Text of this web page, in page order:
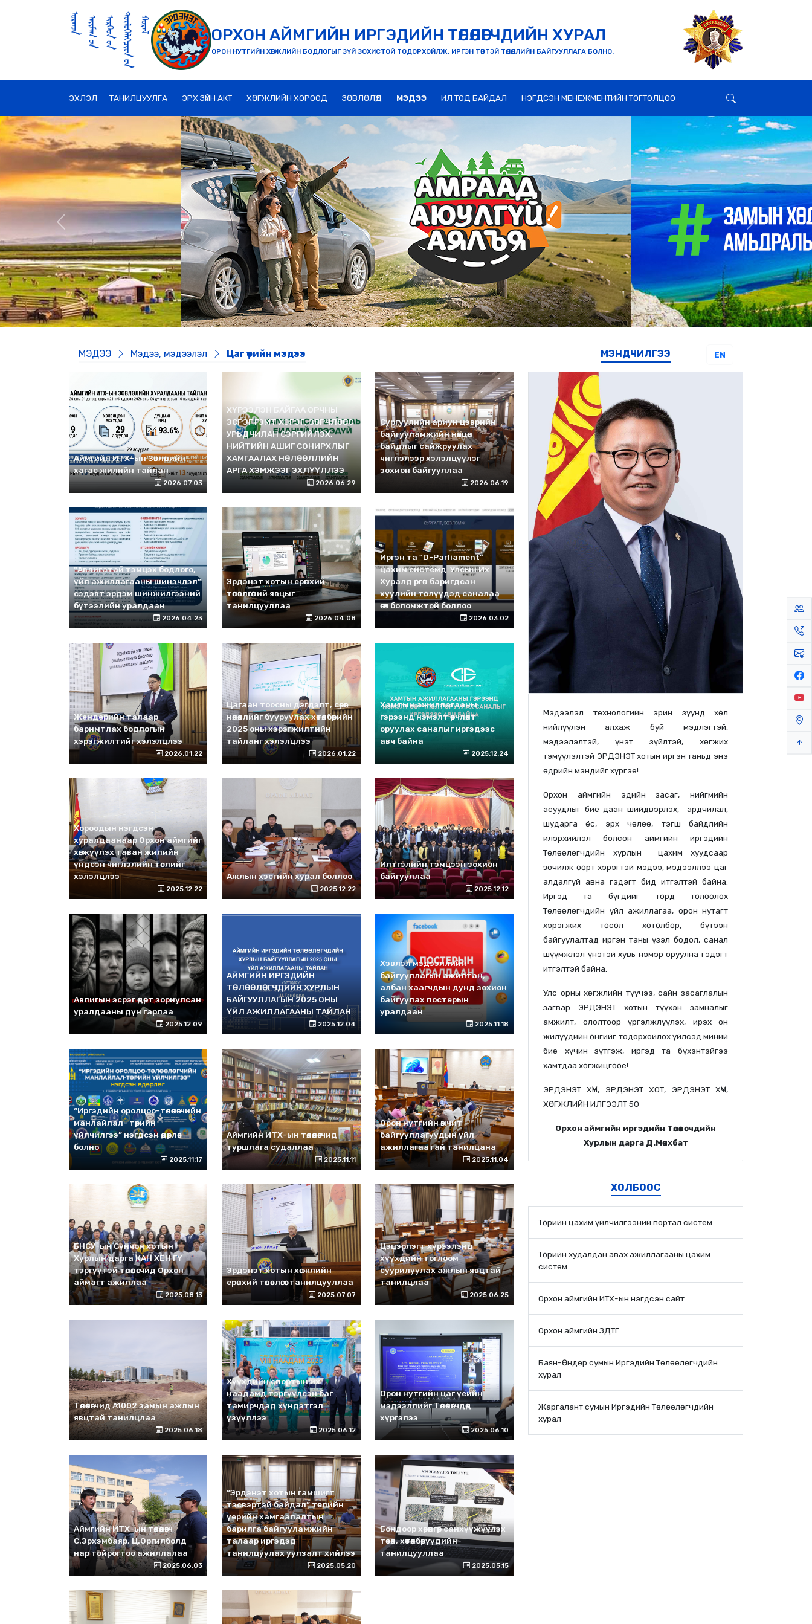
ОРХОН АЙМГИЙН ИРГЭДИЙН ТӨЛӨӨЛӨГЧДИЙН ХУРАЛ
ОРОН НУТГИЙН ХӨГЖЛИЙН БОДЛОГЫГ ЗҮЙ ЗОХИСТОЙ ТОДОРХОЙЛЖ, ИРГЭН ТӨВТЭЙ ТӨЛӨӨЛЛИЙН БАЙГУУЛЛАГА БОЛНО.
ЭХЛЭЛ ТАНИЛЦУУЛГА ЭРХ ЗҮЙН АКТ ХӨГЖЛИЙН ХОРООД ЗӨВЛӨЛҮҮД МЭДЭЭ ИЛ ТОД БАЙДАЛ НЭГДСЭН МЕНЕЖМЕНТИЙН ТОГТОЛЦОО
Previous Next
МЭДЭЭ Мэдээ, мэдээлэл Цаг үеийн мэдээ
Аймгийн ИТХ-ын Зөвлөлийн
хагас жилийн тайлан
2026.07.03
ХҮРЭЭЛЭН БАЙГАА ОРЧНЫ
ЭСРЭГ ГЭМТ ХЭРЭГ, ЗӨРЧЛӨӨС
УРЬДЧИЛАН СЭРГИЙЛЭХ,
НИЙТИЙН АШИГ СОНИРХЛЫГ
ХАМГААЛАХ НӨЛӨӨЛЛИЙН
АРГА ХЭМЖЭЭГ ЭХЛҮҮЛЛЭЭ
2026.06.29
Сургуулийн ариун цэврийн
байгууламжийн нөхцөл
байдлыг сайжруулах
чиглэлээр хэлэлцүүлэг
зохион байгууллаа
2026.06.19
“Авлигатай тэмцэх бодлого,
үйл ажиллагааны шинэчлэл”
сэдэвт эрдэм шинжилгээний
бүтээлийн уралдаан
2026.04.23
Эрдэнэт хотын ерөнхий
төлөвлөгөөний явцыг
танилцууллаа
2026.04.08
Иргэн та "D-Parliament"
цахим системд Улсын Их
Хуралд өргөн баригдсан
хуулийн төслүүдэд саналаа
өгөх боломжтой боллоо
2026.03.02
Жендерийн талаар
баримтлах бодлогын
хэрэгжилтийг хэлэлцлээ
2026.01.22
Цагаан тоосны дэгдэлт, сөрөг
нөлөөллийг бууруулах хөтөлбөрийн
2025 оны хэрэгжилтийн
тайланг хэлэлцлээ
2026.01.22
Хамтын ажиллагааны
гэрээнд нэмэлт өөрчлөлт
оруулах саналыг иргэдээс
авч байна
2025.12.24
Хороодын нэгдсэн
хуралдаанаар Орхон аймгийг
хөгжүүлэх таван жилийн
үндсэн чиглэлийн төслийг
хэлэлцлээ
2025.12.22
Ажлын хэсгийн хурал боллоо
2025.12.22
Илтгэлийн тэмцээн зохион
байгууллаа
2025.12.12
Авлигын эсрэг өдөрт зориулсан
уралдааны дүн гарлаа
2025.12.09
АЙМГИЙН ИРГЭДИЙН
ТӨЛӨӨЛӨГЧДИЙН ХУРЛЫН
БАЙГУУЛЛАГЫН 2025 ОНЫ
ҮЙЛ АЖИЛЛАГААНЫ ТАЙЛАН
2025.12.04
Хэвлэл мэдээллийн
байгууллагын ажилтан,
албан хаагчдын дунд зохион
байгуулах постерын
уралдаан
2025.11.18
“Иргэдийн оролцоо-төлөөлөгчийн
манлайлал- төрийн
үйлчилгээ” нэгдсэн өдөрлөг
болно
2025.11.17
Аймгийн ИТХ-ын төлөөлөгчид
туршлага судаллаа
2025.11.11
Орон нутгийн өмчит
байгууллагуудын үйл
ажиллагаатай танилцана
2025.11.04
БНСУ-ын Сүнчон хотын
Хурлын дарга КАН ХЁН ГҮ
тэргүүтэй төлөөлөгчид Орхон
аймагт ажиллаа
2025.08.13
Эрдэнэт хотын хөгжлийн
ерөнхий төлөвлөгөөг танилцууллаа
2025.07.07
Цэцэрлэгт хүрээлэнд
хүүхдийн тоглоом
суурилуулах ажлын явцтай
танилцлаа
2025.06.25
Төлөөлөгчид A1002 замын ажлын
явцтай танилцлаа
2025.06.18
Хүүхдийн спортын их
наадамд тэргүүлсэн баг
тамирчдад хүндэтгэл
үзүүллээ
2025.06.12
Орон нутгийн цаг үеийн
мэдээллийг Төлөөлөгчдөд
хүргэлээ
2025.06.10
Аймгийн ИТХ-ын төлөөлөгч
С.Эрхэмбаяр, Ц.Оргилболд
нар тойрогтоо ажиллалаа
2025.06.03
“Эрдэнэт хотын гамшигт
тэсвэртэй байдал” төслийн
үерийн хамгаалалтын
барилга байгууламжийн
талаар иргэдэд
танилцуулах уулзалт хийлээ
2025.05.20
Бондоор хөрөнгөөр санхүүжүүлэх
төсөл, хөтөлбөрүүдийн
танилцууллаа
2025.05.15
МЭНДЧИЛГЭЭ EN
Мэдээлэл технологийн эрин зуунд хөл
нийлүүлэн алхаж буй мэдлэгтэй,
мэдээлэлтэй, үнэт зүйлтэй, хөгжих
тэмүүлэлтэй ЭРДЭНЭТ хотын иргэн таньд энэ
өдрийн мэндийг хүргэе!
Орхон аймгийн эдийн засаг, нийгмийн
асуудлыг бие даан шийдвэрлэх, ардчилал,
шударга ёс, эрх чөлөө, тэгш байдлийн
илэрхийлэл болсон аймгийн иргэдийн
Төлөөлөгчдийн хурлын цахим хуудсаар
зочилж өөрт хэрэгтэй мэдээ, мэдээллээ цаг
алдалгүй авна гэдэгт бид итгэлтэй байна.
Иргэд та бүгдийг төрд төлөөлөх
Төлөөлөгчдийн үйл ажиллагаа, орон нутагт
хэрэгжих төсөл хөтөлбөр, бүтээн
байгуулалтад иргэн таны үзэл бодол, санал
шүүмжлэл үнэтэй хувь нэмэр оруулна гэдэгт
итгэлтэй байна.
Улс орны хөгжлийн түүчээ, сайн засаглалын
загвар ЭРДЭНЭТ хотын түүхэн замналыг
амжилт, ололтоор үргэлжлүүлэх, ирэх он
жилүүдийн өнгийг тодорхойлох үйлсэд миний
бие хүчин зүтгэж, иргэд та бүхэнтэйгээ
хамтдаа хөгжицгөөе!
ЭРДЭНЭТ ХҮН, ЭРДЭНЭТ ХОТ, ЭРДЭНЭТ ХҮЧ,
ХӨГЖЛИЙН ИЛГЭЭЛТ 50
Орхон аймгийн иргэдийн Төлөөлөгчдийн
Хурлын дарга Д.Мөнхбат
ХОЛБООС
Төрийн цахим үйлчилгээний портал систем
Төрийн худалдан авах ажиллагааны цахим
систем
Орхон аймгийн ИТХ-ын нэгдсэн сайт
Орхон аймгийн ЗДТГ
Баян-Өндөр сумын Иргэдийн Төлөөлөгчдийн
хурал
Жаргалант сумын Иргэдийн Төлөөлөгчдийн
хурал